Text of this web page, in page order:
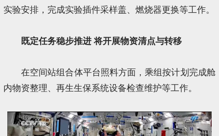
实验安排，完成实验插件采样盖、燃烧器更换等工作。
既定任务稳步推进 将开展物资清点与转移
在空间站组合体平台照料方面，乘组按计划完成舱
内物资整理、再生生保系统设备检查维护等工作。